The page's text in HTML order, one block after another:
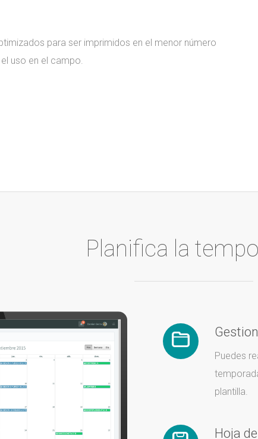
para ser imprimidos en el menor número
uso en el campo.
Planifica la
Puedes
plantilla.
Hoja